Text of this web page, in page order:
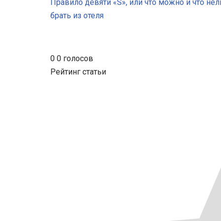
Правило девяти «S», или что можно и что
брать из отеля
0 0 голосов
Рейтинг статьи